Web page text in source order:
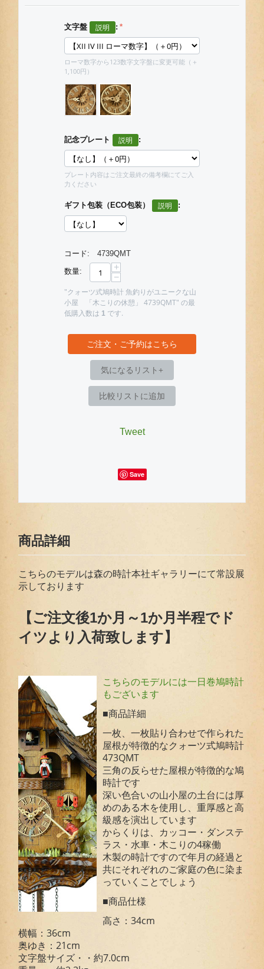
文字盤 :
ローマ数字から123数字文字盤に変更可能（＋
1,100円）
記念プレート :
プレート内容はご注文最終の備考欄にてご入
力ください
ギフト包装（ECO包装） :
コード:
4739QMT
数量:
+
−
"クォーツ式鳩時計 魚釣りがユニークな山
小屋 「木こりの休憩」 4739QMT" の最
低購入数は 1 です.
ご注文・ご予約はこちら
気になるリスト+
比較リストに追加
Tweet
Save
商品詳細
こちらのモデルは森の時計本社ギャラリーにて常設展
示しております
【ご注文後1か月～1か月半程でド
イツより入荷致します】
こちらのモデルには一日巻鳩時計
もございます
■商品詳細
一枚、一枚貼り合わせで作られた
屋根が特徴的なクォーツ式鳩時計
473QMT
三角の反らせた屋根が特徴的な鳩
時計です
深い色合いの山小屋の土台には厚
めのある木を使用し、重厚感と高
級感を演出しています
からくりは、カッコー・ダンステ
ラス・水車・木こりの4稼働
木製の時計ですので年月の経過と
共にそれぞれのご家庭の色に染ま
っていくことでしょう
■商品仕様
高さ：34cm
横幅：36cm
奥ゆき：21cm
文字盤サイズ・・約7.0cm